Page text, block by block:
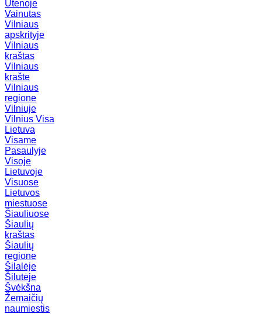
Utenoje
Vainutas
Vilniaus
apskrityje
Vilniaus
kraštas
Vilniaus
krašte
Vilniaus
regione
Vilniuje
Vilnius Visa
Lietuva
Visame
Pasaulyje
Visoje
Lietuvoje
Visuose
Lietuvos
miestuose
Šiauliuose
Šiaulių
kraštas
Šiaulių
regione
Šilalėje
Šilutėje
Švėkšna
Žemaičių
naumiestis